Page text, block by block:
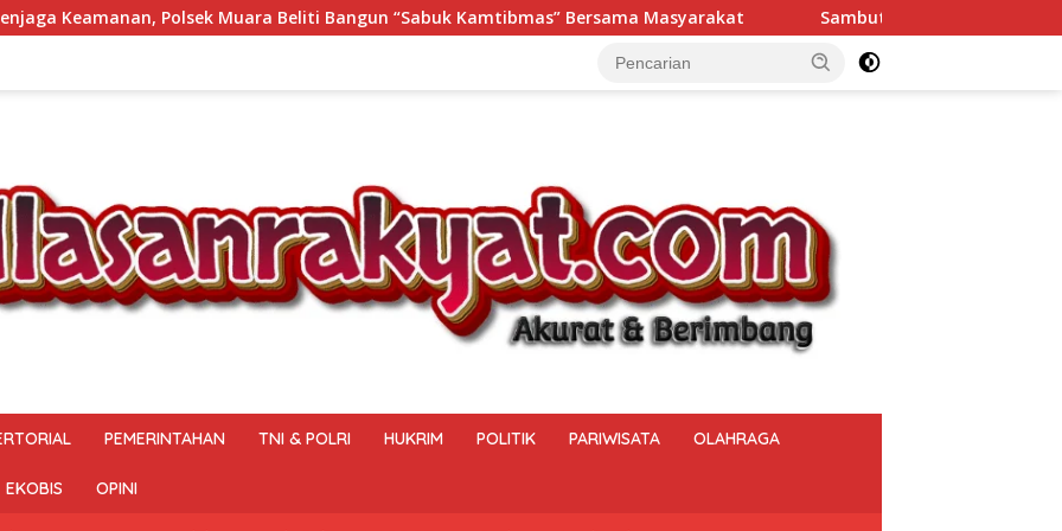
“Sabuk Kamtibmas” Bersama Masyarakat Sambut HUT ke-81 RI, Polsek Muara Beliti Iptu Miming Wijaya, S.E.,
PEMERINTAHAN TNI & POLRI HUKRIM POLITIK PARIWISATA OLAHRAGA
EKOBIS OPINI